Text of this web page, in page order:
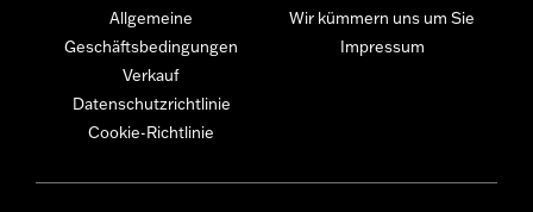
Allgemeine
Geschäftsbedingungen
Verkauf
Datenschutzrichtlinie
Cookie-Richtlinie
Wir kümmern uns um Sie
Impressum